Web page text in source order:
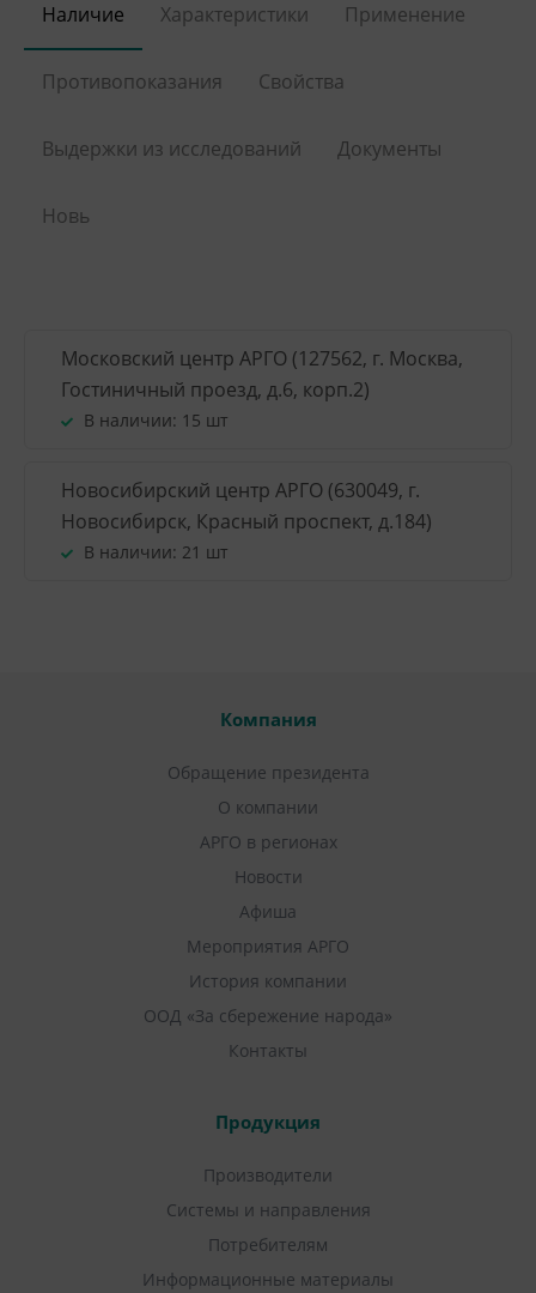
Наличие Характеристики Применение
Противопоказания Свойства
Выдержки из исследований Документы
Новь
Московский центр АРГО (127562, г. Москва,
Гостиничный проезд, д.6, корп.2)
В наличии: 15 шт
Новосибирский центр АРГО (630049, г.
Новосибирск, Красный проспект, д.184)
В наличии: 21 шт
Компания
Обращение президента
О компании
АРГО в регионах
Новости
Афиша
Мероприятия АРГО
История компании
ООД «За сбережение народа»
Контакты
Продукция
Производители
Системы и направления
Потребителям
Информационные материалы